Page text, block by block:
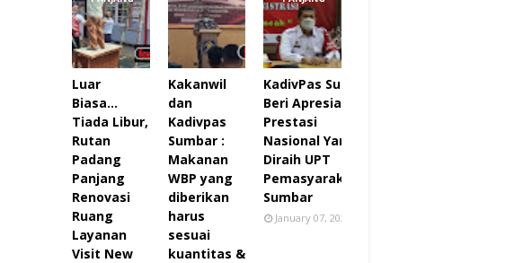
Luar
Biasa...
Tiada Libur,
Rutan
Padang
Panjang
Renovasi
Ruang
Layanan
Visit New
Kakanwil
dan
Kadivpas
Sumbar :
Makanan
WBP yang
diberikan
harus
sesuai
kuantitas &
KadivPas Sumbar
Beri Apresiasi 27
Prestasi
Nasional Yang
Diraih UPT
Pemasyarakatan
Sumbar
January 07, 2022